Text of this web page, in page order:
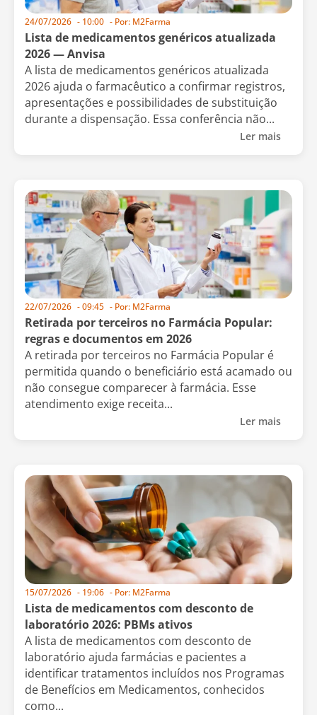
24/07/2026 - 10:00 - Por: M2Farma
Lista de medicamentos genéricos atualizada
2026 — Anvisa
A lista de medicamentos genéricos atualizada
2026 ajuda o farmacêutico a confirmar registros,
apresentações e possibilidades de substituição
durante a dispensação. Essa conferência não...
Ler mais
22/07/2026 -09:45 - Por: M2Farma
Retirada por terceiros no Farmácia Popular:
regras e documentos em 2026
A retirada por terceiros no Farmácia Popular é
permitida quando o beneficiário está acamado ou
não consegue comparecer à farmácia. Esse
atendimento exige receita...
Ler mais
15/07/2026 - 19:06 - Por: M2Farma
Lista de medicamentos com desconto de
laboratório 2026: PBMs ativos
A lista de medicamentos com desconto de
laboratório ajuda farmácias e pacientes a
identificar tratamentos incluídos nos Programas
de Benefícios em Medicamentos, conhecidos
como...